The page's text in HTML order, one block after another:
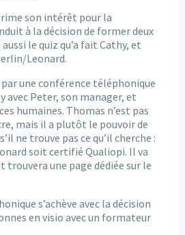
son intérêt pour la
à la décision de former deux
le quiz qu’a fait Cathy, et
Leonard.
une conférence téléphonique
avec Peter, son manager, et
humaines. Thomas n’est pas
mais il a plutôt le pouvoir de
ne trouve pas ce qu’il cherche :
soit certifié Qualiopi. Il va
trouvera une page dédiée sur le
s’achève avec la décision
en visio avec un formateur